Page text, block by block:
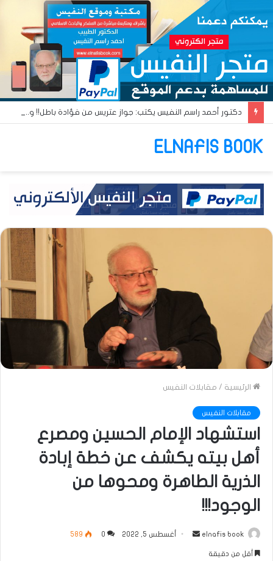
دكتور أحمد راسم النفيس يكتب: جواز عتريس من فؤادة باطل!! وجواز براقش من حُنين فاشل!!
ELNAFIS BOOK
الرئيسية / مقابلات النفيس
مقابلات النفيس
استشهاد الإمام الحسين ومصرع
أهل بيته يكشف عن خطة إبادة
الذرية الطاهرة ومحوها من
الوجود!!!
elnafis book
أرسل
أغسطس 5, 2022 0
589
أقل من دقيقة